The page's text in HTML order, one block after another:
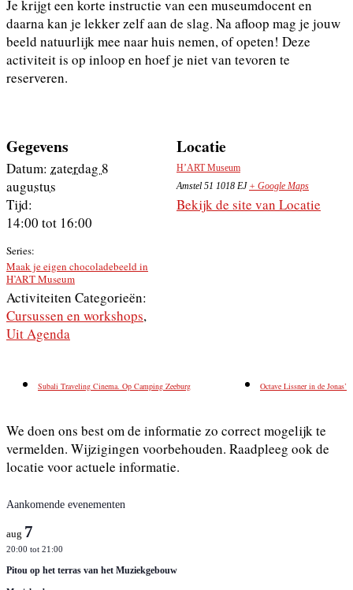
Je krijgt een korte instructie van een museumdocent en
daarna kan je lekker zelf aan de slag. Na afloop mag je jouw
beeld natuurlijk mee naar huis nemen, of opeten! Deze
activiteit is op inloop en hoef je niet van tevoren te
reserveren.
Gegevens
Datum: zaterdag 8
augustus
Tijd:
14:00 tot 16:00
Series:
Maak je eigen chocoladebeeld in
H’ART Museum
Activiteiten Categorieën:
Cursussen en workshops,
Uit Agenda
Locatie
H’ART Museum
Amstel 51 1018 EJ + Google Maps
Bekijk de site van Locatie
Subali Traveling Cinema. Op Camping Zeeburg Octave Lissner in de Jonas’
We doen ons best om de informatie zo correct mogelijk te
vermelden. Wijzigingen voorbehouden. Raadpleeg ook de
locatie voor actuele informatie.
Aankomende evenementen
aug 7
20:00 tot 21:00
Pitou op het terras van het Muziekgebouw